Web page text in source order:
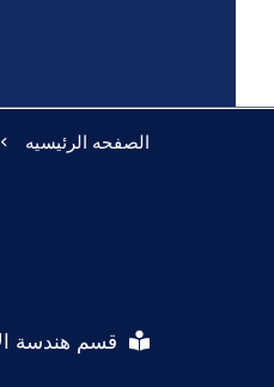
الصفحه الرئيسيه
قسم هندسة